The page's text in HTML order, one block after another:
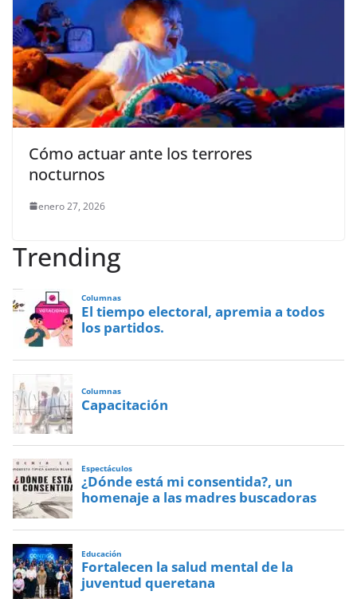
Cómo actuar ante los terrores
nocturnos
enero 27, 2026
Trending